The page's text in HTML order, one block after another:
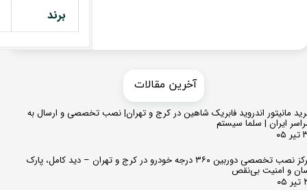
برند
مانیتور اندروید فابریک شاهین در کرج و تهران| نصب تخصصی و ارسال به
ایران | سلما سیستم
مرکز نصب تخصصی دوربین ۳۶۰ درجه خودرو در کرج و تهران – دید کامل، پارک
و امنیت بی‌نقص
​​آخرین مقالات